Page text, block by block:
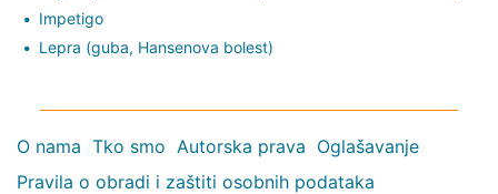
Impetigo
Lepra (guba, Hansenova bolest)
O nama Tko smo Autorska prava Oglašavanje
Pravila o obradi i zaštiti osobnih podataka